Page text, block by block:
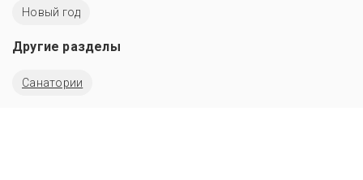
Новый год
Другие разделы
Санатории